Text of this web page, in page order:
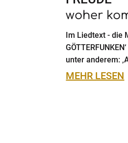
woher
Im Liedtext - die
unter anderem:
MEHR LESEN